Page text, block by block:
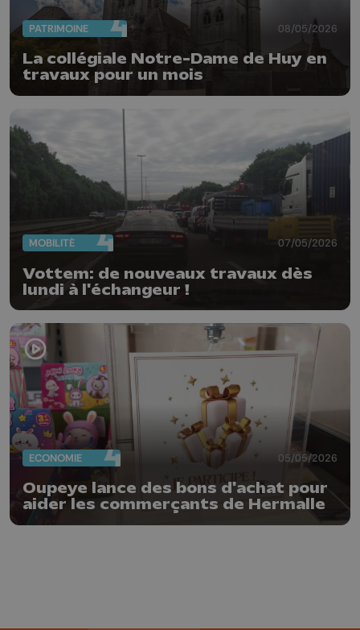
PATRIMOINE 08/05/2026
La collégiale Notre-Dame de Huy en
travaux pour un mois
MOBILITÉ 07/05/2026
Vottem: de nouveaux travaux dès
lundi à l'échangeur !
ECONOMIE 05/05/2026
Oupeye lance des bons d'achat pour
aider les commerçants de Hermalle